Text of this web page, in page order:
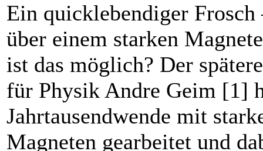
Ein quicklebendiger Frosch
über einem starken
ist das möglich? Der
für Physik Andre Geim [1]
Jahrtausendwende mit
Magneten gearbeitet und